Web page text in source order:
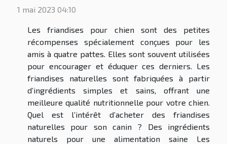
1 mai 2023 04:10
Les friandises pour chien sont des petites
récompenses spécialement conçues pour les
amis à quatre pattes. Elles sont souvent utilisées
pour encourager et éduquer ces derniers. Les
friandises naturelles sont fabriquées à partir
d’ingrédients simples et sains, offrant une
meilleure qualité nutritionnelle pour votre chien.
Quel est l’intérêt d’acheter des friandises
naturelles pour son canin ? Des ingrédients
naturels pour une alimentation saine Les